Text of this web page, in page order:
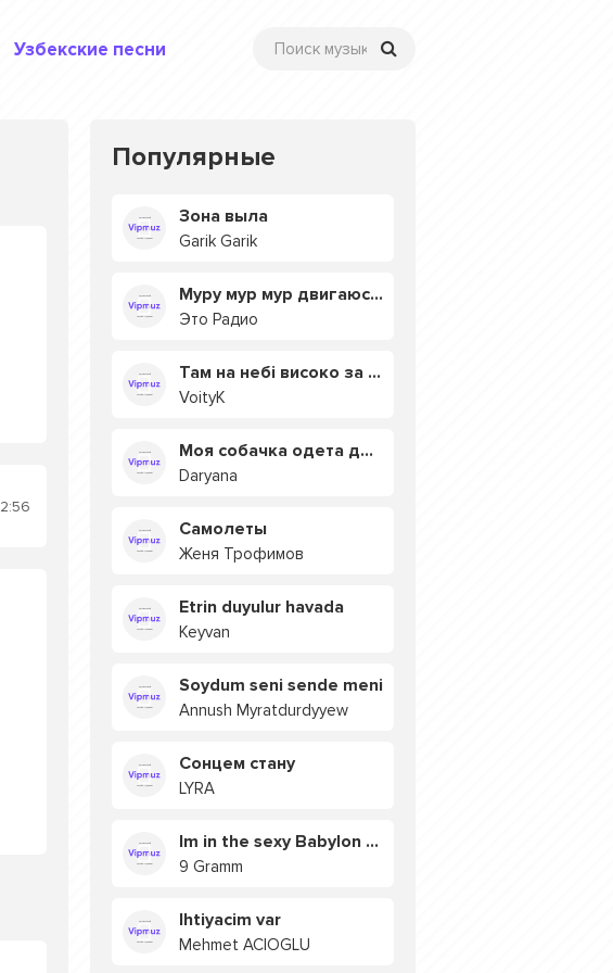
Узбекские песни
2:56
Популярные
Зона выла
Garik Garik
Муру мур мур двигаюсь на мурмулях
Это Радио
Там на небі високо за хмарами
VoityK
Моя собачка одета дороже тебя
Daryana
Самолеты
Женя Трофимов
Etrin duyulur havada
Keyvan
Soydum seni sende meni
Annush Myratdurdyyew
Сонцем стану
LYRA
Im in the sexy Babylon БУЯ
9 Gramm
Ihtiyacim var
Mehmet ACIOGLU